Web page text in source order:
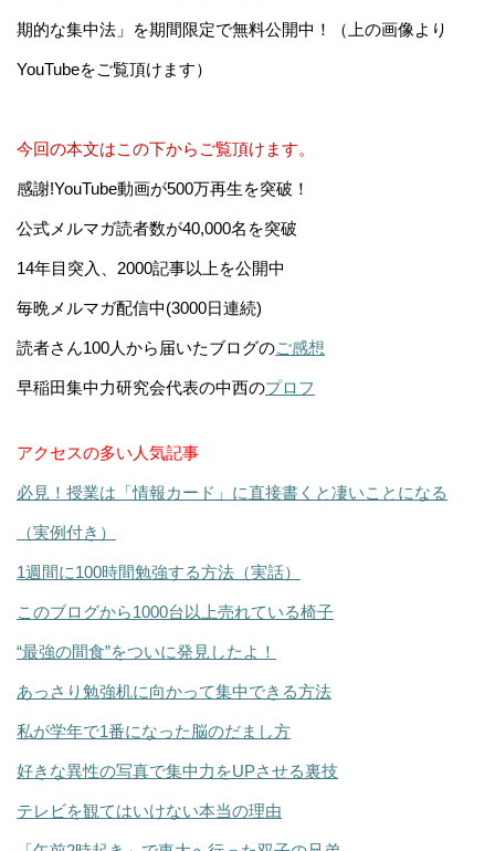
期的な集中法」を期間限定で無料公開中！（上の画像より
YouTubeをご覧頂けます）
今回の本文はこの下からご覧頂けます。
感謝!YouTube動画が500万再生を突破！
公式メルマガ読者数が40,000名を突破
14年目突入、2000記事以上を公開中
毎晩メルマガ配信中(3000日連続)
読者さん100人から届いたブログのご感想
早稲田集中力研究会代表の中西のプロフ
アクセスの多い人気記事
必見！授業は「情報カード」に直接書くと凄いことになる
（実例付き）
1週間に100時間勉強する方法（実話）
このブログから1000台以上売れている椅子
“最強の間食”をついに発見したよ！
あっさり勉強机に向かって集中できる方法
私が学年で1番になった脳のだまし方
好きな異性の写真で集中力をUPさせる裏技
テレビを観てはいけない本当の理由